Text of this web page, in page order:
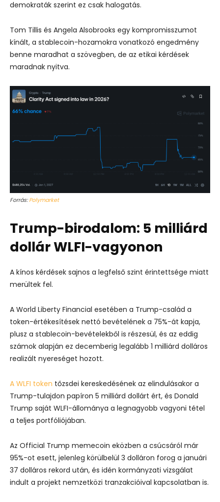
demokraták szerint ez csak halogatás.
Tom Tillis és Angela Alsobrooks egy kompromisszumot
kínált, a stablecoin-hozamokra vonatkozó engedmény
benne maradhat a szövegben, de az etikai kérdések
maradnak nyitva.
Forrás:Polymarket
Trump-birodalom: 5 milliárd
dollár WLFI-vagyonon
A kínos kérdések sajnos a legfelső szint érintettsége miatt
merültek fel.
A World Liberty Financial esetében a Trump-család a
token-értékesítések nettó bevételének a 75%-át kapja,
plusz a stablecoin-bevételekből is részesül, és az eddig
számok alapján ez decemberig legalább 1 milliárd dolláros
realizált nyereséget hozott.
A WLFI token tőzsdei kereskedésének az elindulásakor a
Trump-tulajdon papíron 5 milliárd dollárt ért, és Donald
Trump saját WLFI-állománya a legnagyobb vagyoni tétel
a teljes portfóliójában.
Az Official Trump memecoin eközben a csúcsáról már
95%-ot esett, jelenleg körülbelül 3 dolláron forog a januári
37 dolláros rekord után, és idén kormányzati vizsgálat
indult a projekt nemzetközi tranzakcióival kapcsolatban is.